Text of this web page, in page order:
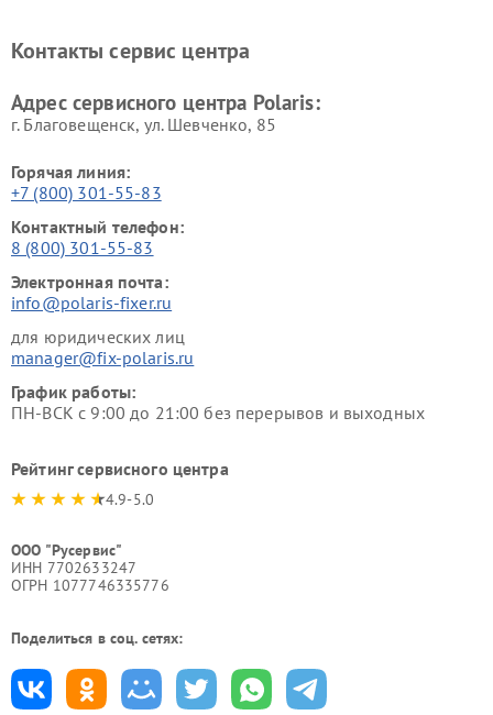
Контакты сервис центра
Адрес сервисного центра Polaris:
г. Благовещенск, ул. Шевченко, 85
Горячая линия:
+7 (800) 301-55-83
Контактный телефон:
8 (800) 301-55-83
Электронная почта:
info@polaris-fixer.ru
для юридических лиц
manager@fix-polaris.ru
График работы:
ПН-ВСК с 9:00 до 21:00 без перерывов и выходных
Рейтинг сервисного центра
4.9-5.0
ООО "Русервис"
ИНН 7702633247
ОГРН 1077746335776
Поделиться в соц. сетях: